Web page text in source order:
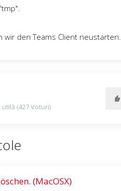
wir den Teams Client neustarten.
(427 Voturi)
(MacOSX)